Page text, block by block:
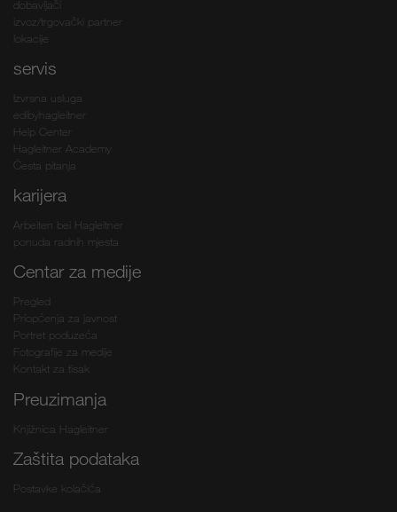
dobavljači
izvoz/trgovački partner
lokacije
servis
Izvrsna usluga
edibyhagleitner
Help Center
Hagleitner Academy
Česta pitanja
karijera
Arbeiten bei Hagleitner
ponuda radnih mjesta
Centar za medije
Pregled
Priopćenja za javnost
Portret poduzeća
Fotografije za medije
Kontakt za tisak
Preuzimanja
Knjižnica Hagleitner
Zaštita podataka
Postavke kolačića